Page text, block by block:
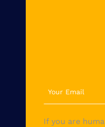
If you are